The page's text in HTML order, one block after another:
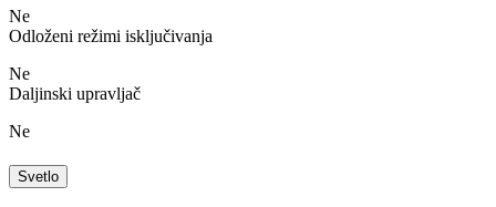
Ne
Odloženi režimi isključivanja
Ne
Daljinski upravljač
Ne
Svetlo